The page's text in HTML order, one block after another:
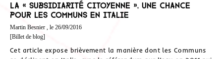
La « subsidiarité citoyenne », une chance
pour les communs en Italie
Martin Besnier , le 26/09/2016
[Billet de blog]
Cet article expose brièvement la manière dont les Communs